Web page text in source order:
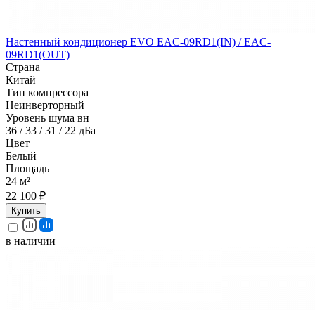
Настенный кондиционер EVO EAC-09RD1(IN) / EAC-
09RD1(OUT)
Страна
Китай
Тип компрессора
Неинверторный
Уровень шума вн
36 / 33 / 31 / 22 дБа
Цвет
Белый
Площадь
24 м²
22 100 ₽
Купить
в наличии